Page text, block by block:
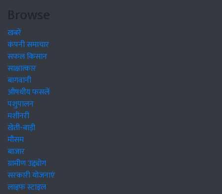
Browse
खबरें
कंपनी समाचार
सफल किसान
साक्षात्कार
बागवानी
औषधीय फसलें
पशुपालन
मशीनरी
खेती-बाड़ी
मौसम
बाजार
ग्रामीण उद्द्योग
सरकारी योजनाएं
लाइफ स्टाइल